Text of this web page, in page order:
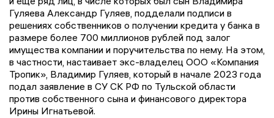
Гуляева Александр Гуляев, подделали подписи в
решениях собственников о получении кредита у банка в
размере более 700 миллионов рублей под залог
имущества компании и поручительства по нему. На этом,
в частности, настаивает экс-владелец ООО «Компания
Тропик», Владимир Гуляев, который в начале 2023 года
подал заявление в СУ СК РФ по Тульской области
против собственного сына и финансового директора
Ирины Игнатьевой.